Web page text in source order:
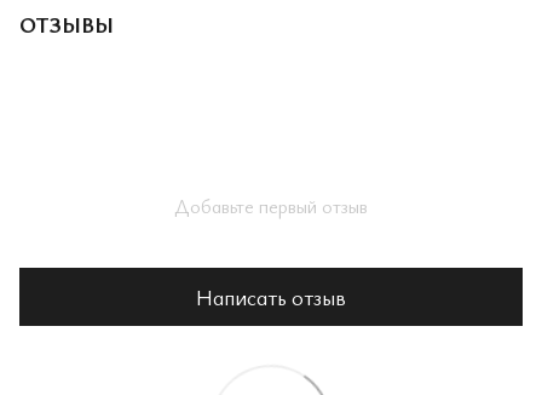
ОТЗЫВЫ
Добавьте первый отзыв
Написать отзыв